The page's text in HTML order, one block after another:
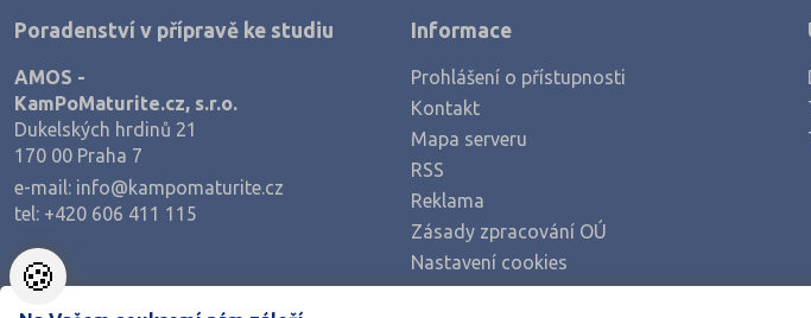
Kroměříž
Mělník (1)
Poradenství v přípravě ke studiu
AMOS -
KamPoMaturite.cz, s.r.o.
Dukelských hrdinů 21
170 00 Praha 7
e-mail: info@kampomaturite.cz
tel: +420 606 411 115
Informace
Prohlášení o přístupnosti
Kontakt
Mapa serveru
RSS
Reklama
Zásady zpracování OÚ
Nastavení cookies
🍪